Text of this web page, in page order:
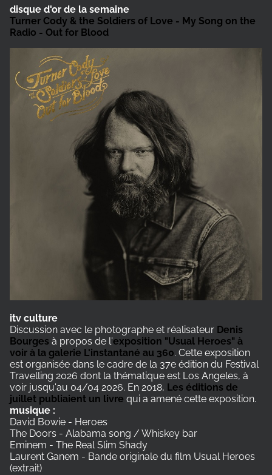
disque d'or de la semaine
Turner Cody & the Soldiers of Love - My Song on the
Radio - Out for Blood
itv culture
Discussion avec le photographe et réalisateur Denis
Bourges à propos de l'exposition "Usual Heroes" à
voir à la galerie L'instantané au 360. Cette exposition
est organisée dans le cadre de la 37e édition du Festival
Travelling 2026 dont la thématique est Los Angeles, à
voir jusqu'au 04/04 2026. En 2018, Les éditions de
juillet publiaient un livre qui a amené cette exposition.
musique :
David Bowie - Heroes
The Doors - Alabama song / Whiskey bar
Eminem - The Real Slim Shady
Laurent Ganem - Bande originale du film Usual Heroes
(extrait)